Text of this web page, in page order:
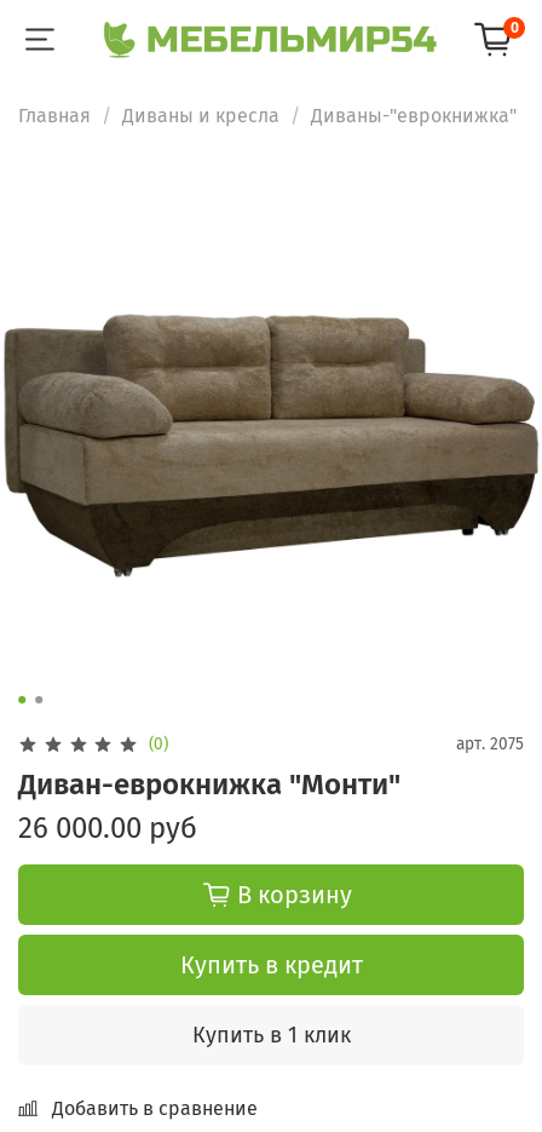
0
Главная Диваны и кресла Диваны-"еврокнижка"
(0) арт. 2075
Диван-еврокнижка "Монти"
26 000.00 руб
В корзину
Купить в кредит
Купить в 1 клик
Добавить в сравнение